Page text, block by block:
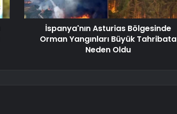
İspanya'nın Asturias Bölgesinde
Orman Yangınları Büyük Tahribata
Neden Oldu